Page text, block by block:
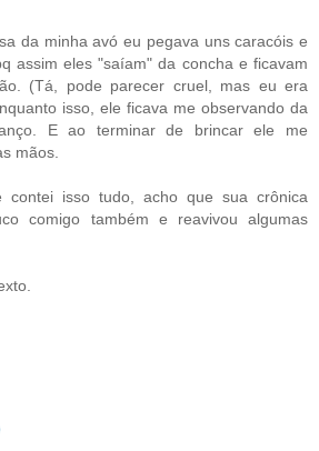
da minha avó eu pegava uns caracóis e
assim eles "saíam" da concha e ficavam
(Tá, pode parecer cruel, mas eu era
isso, ele ficava me observando da
E ao terminar de brincar ele me
mãos.
contei isso tudo, acho que sua crônica
comigo também e reavivou algumas